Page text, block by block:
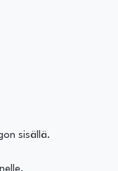
sisällä.